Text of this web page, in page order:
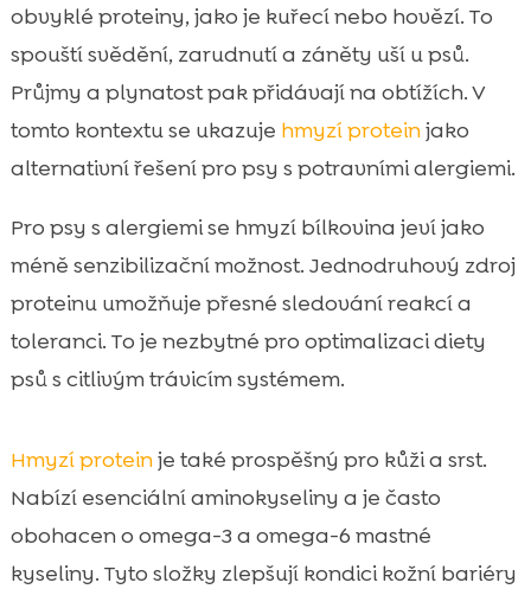
obvyklé proteiny, jako je kuřecí nebo hovězí. To
spouští svědění, zarudnutí a záněty uší u psů.
Průjmy a plynatost pak přidávají na obtížích. V
tomto kontextu se ukazuje hmyzí proteinjako
alternativní řešení pro psy s potravními alergiemi.
Pro psy s alergiemi se hmyzí bílkovina jeví jako
méně senzibilizační možnost. Jednodruhový zdroj
proteinu umožňuje přesné sledování reakcí a
toleranci. To je nezbytné pro optimalizaci diety
psů s citlivým trávicím systémem.
Hmyzí proteinje také prospěšný pro kůži a srst.
Nabízí esenciální aminokyseliny a je často
obohacen o omega-3 a omega-6 mastné
kyseliny. Tyto složky zlepšují kondici kožní bariéry